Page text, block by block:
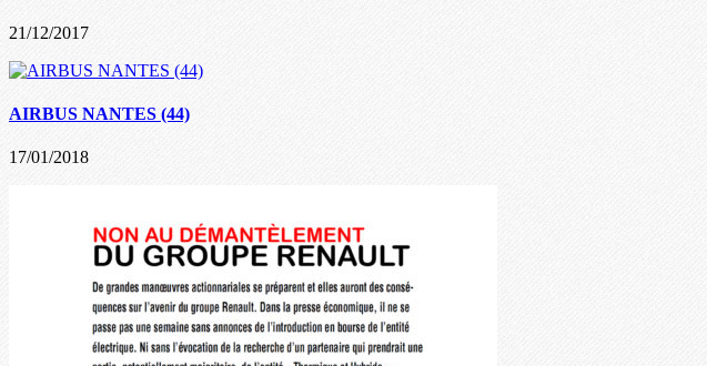
21/12/2017
AIRBUS NANTES (44)
17/01/2018